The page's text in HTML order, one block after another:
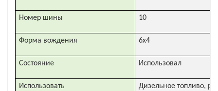
Номер шины 10
Форма вождения 6х4
Состояние Использовал
Использовать Дизельное топливо,